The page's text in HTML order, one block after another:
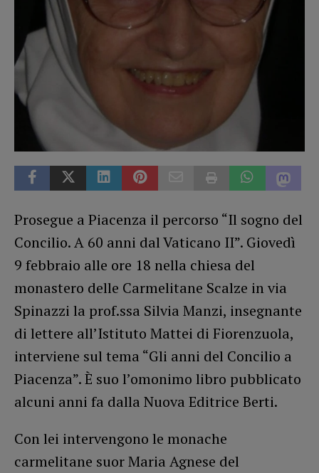
Prosegue a Piacenza il percorso “Il sogno del
Concilio. A 60 anni dal Vaticano II”. Giovedì
9 febbraio alle ore 18 nella chiesa del
monastero delle Carmelitane Scalze in via
Spinazzi la prof.ssa Silvia Manzi, insegnante
di lettere all’Istituto Mattei di Fiorenzuola,
interviene sul tema “Gli anni del Concilio a
Piacenza”. È suo l’omonimo libro pubblicato
alcuni anni fa dalla Nuova Editrice Berti.
Con lei intervengono le monache
carmelitane suor Maria Agnese del